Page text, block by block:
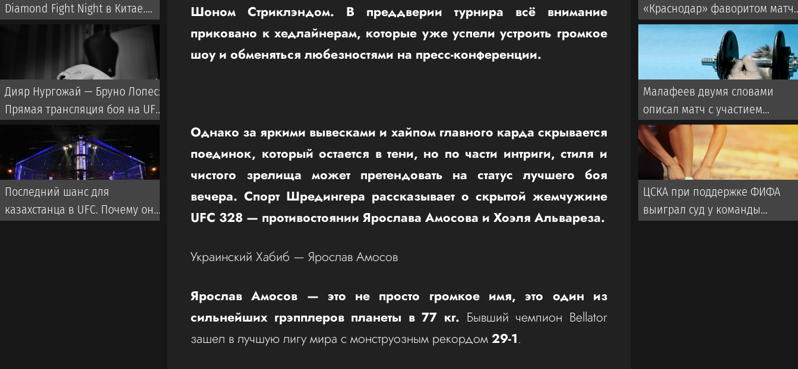
Шоном Стриклэндом. В преддверии турнира всё внимание
приковано к хедлайнерам, которые уже успели устроить громкое
шоу и обменяться любезностями на пресс-конференции.
Однако за яркими вывесками и хайпом главного карда скрывается
поединок, который остается в тени, но по части интриги, стиля и
чистого зрелища может претендовать на статус лучшего боя
вечера. Спорт Шредингера рассказывает о скрытой жемчужине
UFC 328 — противостоянии Ярослава Амосова и Хоэля Альвареза.
Украинский Хабиб — Ярослав Амосов
Ярослав Амосов — это не просто громкое имя, это один из
сильнейших грэпплеров планеты в 77 кг. Бывший чемпион Bellator
зашел в лучшую лигу мира с монструозным рекордом29-1.
Diamond Fight Night в Китае.
Когда и где смотреть турнир
Дияр Нургожай — Бруно Лопес:
Прямая трансляция боя на UFC
Последний шанс для
казахстанца в UFC. Почему он
«Краснодар» фаворитом
со «Спартаком» в РПЛ
Малафеев двумя словами
описал матч с участием
ветеранов «Зенита». Во время
игры использовалась
пиротехника
ЦСКА при поддержке ФИФА
выиграл суд у команды